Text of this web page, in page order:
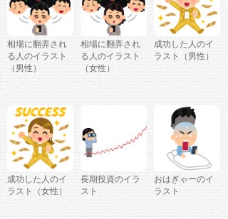
相場に翻弄され
る人のイラスト
（男性）
相場に翻弄され
る人のイラスト
（女性）
成功した人のイ
ラスト（男性）
成功した人のイ
ラスト（女性）
長期投資のイラ
スト
おはぎゃーのイ
ラスト